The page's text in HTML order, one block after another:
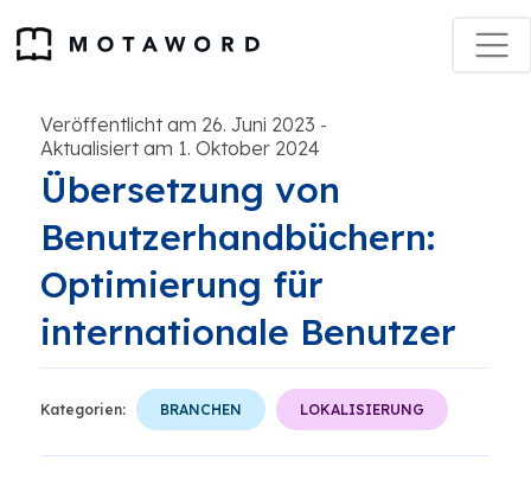
Veröffentlicht am 26. Juni 2023 -
Aktualisiert am 1. Oktober 2024
Übersetzung von
Benutzerhandbüchern:
Optimierung für
internationale Benutzer
Kategorien: BRANCHEN LOKALISIERUNG